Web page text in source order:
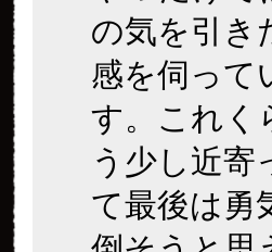
の気を引き
感を伺って
す。これく
う少し近寄
て最後は勇